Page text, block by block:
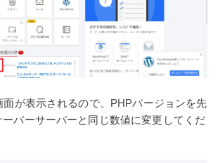
面が表示されるので、PHPバージョンを先
バーサーバーと同じ数値に変更してくだ